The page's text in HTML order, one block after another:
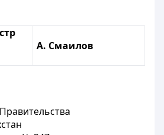
А. Смаилов
Правительства